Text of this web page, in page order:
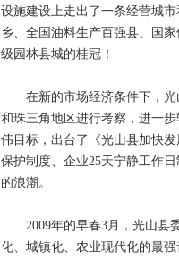
设施建设上走出了一条经营城
乡、全国油料生产百强县、国
级园林县城的桂冠！
在新的市场经济条件下，光
和珠三角地区进行考察，进一
伟目标，出台了《光山县加快
保护制度、企业25天宁静工作
的浪潮。
2009年的早春3月，光山县委
化、城镇化、农业现代化的最强